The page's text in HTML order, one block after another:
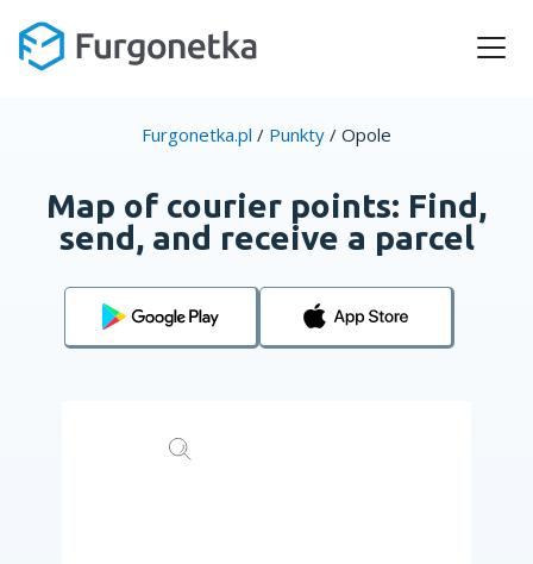
Furgonetka.pl / Punkty / Opole
Map of courier points: Find,
send, and receive a parcel